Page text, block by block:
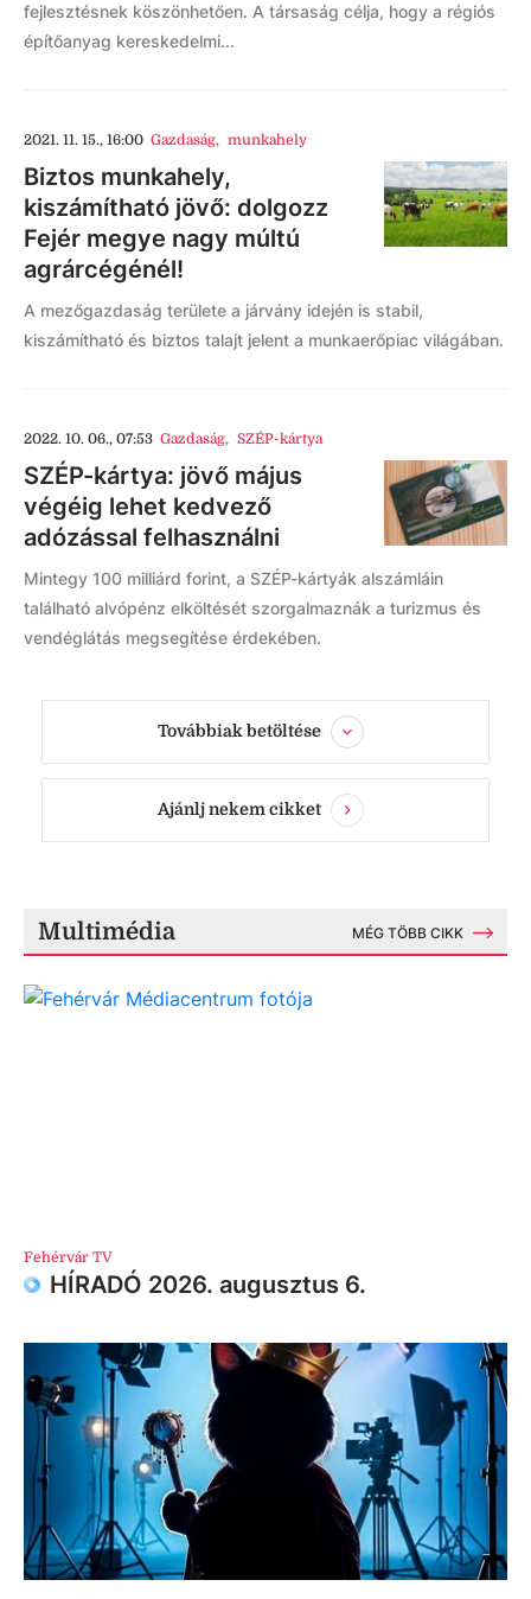
fejlesztésnek köszönhetően. A társaság célja, hogy a régiós
építőanyag kereskedelmi...
2021. 11. 15., 16:00 Gazdaság, munkahely
Biztos munkahely,
kiszámítható jövő: dolgozz
Fejér megye nagy múltú
agrárcégénél!
A mezőgazdaság területe a járvány idején is stabil,
kiszámítható és biztos talajt jelent a munkaerőpiac világában.
2022. 10. 06., 07:53 Gazdaság, SZÉP-kártya
SZÉP-kártya: jövő május
végéig lehet kedvező
adózással felhasználni
Mintegy 100 milliárd forint, a SZÉP-kártyák alszámláin
található alvópénz elköltését szorgalmaznák a turizmus és
vendéglátás megsegítése érdekében.
Továbbiak betöltése
Ajánlj nekem cikket
Multimédia MÉG TÖBB CIKK
Fehérvár TV
HÍRADÓ 2026. augusztus 6.